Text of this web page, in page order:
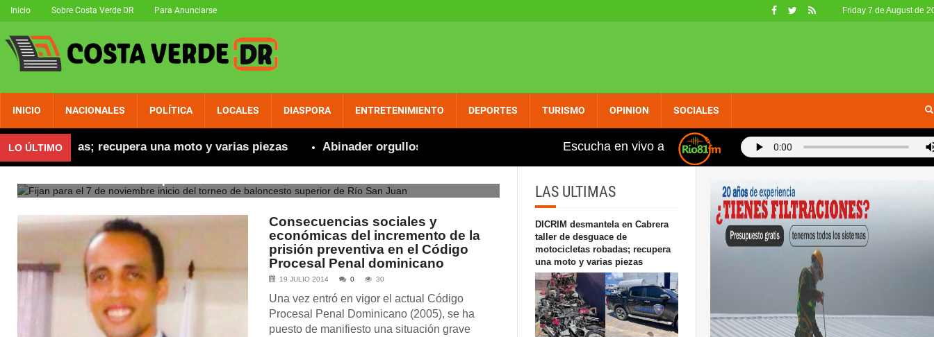
Friday 7 de August de
Inicio Sobre Costa Verde DR Para Anunciarse
INICIO NACIONALES POLÍTICA LOCALES DIASPORA ENTRETENIMIENTO DEPORTES TURISMO OPINION SOCIALES
LO ÚLTIMO
robadas; recupera una moto y varias piezas Abinader orgulloso felicita a Marileidy por nuevo récord en 400 metros planos: "Hablé con Kelvin para agilizar tu
Escucha en vivo a
Fijan para el 7 de noviembre inicio del torneo de
baloncesto superior de Río San Juan
Consecuencias sociales y
económicas del incremento de la
prisión preventiva en el Código
Procesal Penal dominicano
19 JULIO 2014 0 30
Una vez entró en vigor el actual Código
Procesal Penal Dominicano (2005), se ha
puesto de manifiesto una situación grave
LAS ULTIMAS
DICRIM desmantela en Cabrera
taller de desguace de
motocicletas robadas; recupera
una moto y varias piezas